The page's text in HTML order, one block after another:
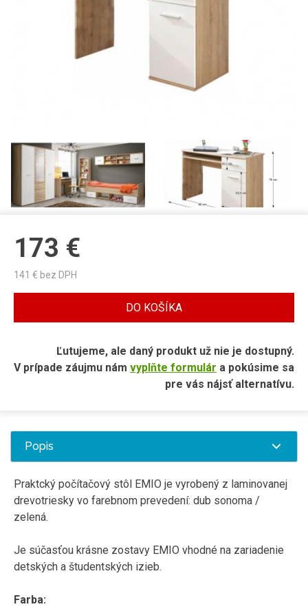
173 €
141 € bez DPH
DO KOŠÍKA
Ľutujeme, ale daný produkt už nie je dostupný.
V prípade záujmu nám vyplňte formulár a pokúsime sa
pre vás nájsť alternatívu.
Popis
Praktcký počítačový stôl EMIO je vyrobený z laminovanej
drevotriesky vo farebnom prevedení: dub sonoma /
zelená.
Je súčasťou krásne zostavy EMIO vhodné na zariadenie
detských a študentských izieb.
Farba: